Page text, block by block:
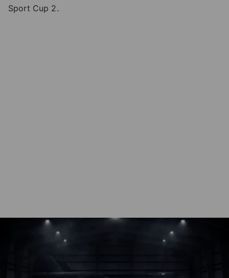
Sport Cup 2.